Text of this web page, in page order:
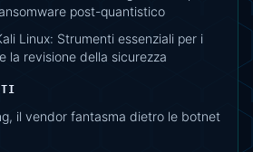
post-quantistico
Linux: Strumenti essenziali per i
la revisione della sicurezza
il vendor fantasma dietro le botnet